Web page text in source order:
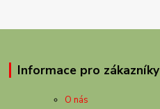
Informace pro zákazníky
O nás